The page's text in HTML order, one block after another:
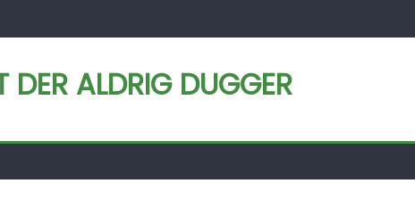
DER ALDRIG DUGGER